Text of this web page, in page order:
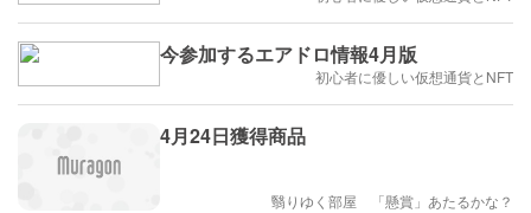
今参加するエアドロ情報4月版
初心者に優しい仮想通貨とNFT
4月24日獲得商品
翳りゆく部屋 「懸賞」あたるかな？